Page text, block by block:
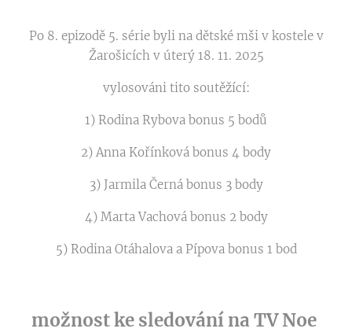
Po 8. epizodě 5. série byli na dětské mši v kostele v
Žarošicích v úterý 18. 11. 2025
vylosováni tito soutěžící:
1) Rodina Rybova bonus 5 bodů
2) Anna Kořínková bonus 4 body
3) Jarmila Černá bonus 3 body
4) Marta Vachová bonus 2 body
5) Rodina Otáhalova a Pípova bonus 1 bod
možnost ke sledování na TV Noe